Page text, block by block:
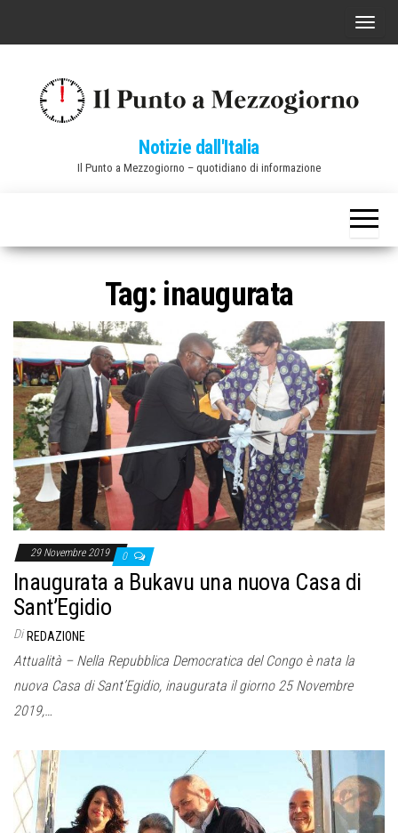
C
a
v
a
o
n
Notizie dall'Italia
Il Punto a Mezzogiorno – quotidiano di informazione
Tag: inaugurata
29 Novembre 2019 0
Inaugurata a Bukavu una nuova Casa di
Sant’Egidio
Di REDAZIONE
Attualità – Nella Repubblica Democratica del Congo è nata la
nuova Casa di Sant’Egidio, inaugurata il giorno 25 Novembre
2019,…